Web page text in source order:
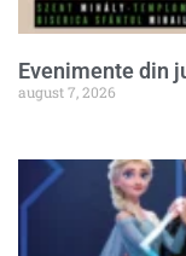
Evenimente din
august 7, 2026